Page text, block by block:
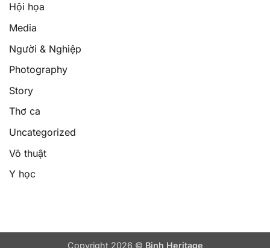
Hội họa
Media
Người & Nghiệp
Photography
Story
Thơ ca
Uncategorized
Võ thuật
Y học
Copyright 2026 © Binh Heritage